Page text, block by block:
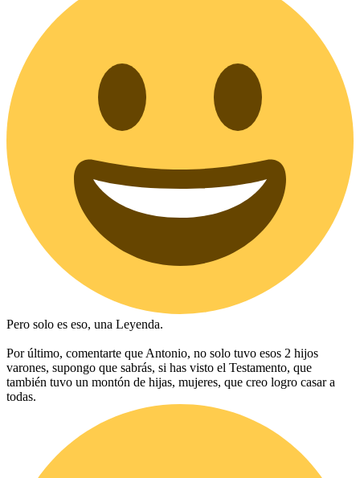
Pero solo es eso, una Leyenda.
Por último, comentarte que Antonio, no solo tuvo esos 2 hijos
varones, supongo que sabrás, si has visto el Testamento, que
también tuvo un montón de hijas, mujeres, que creo logro casar a
todas.